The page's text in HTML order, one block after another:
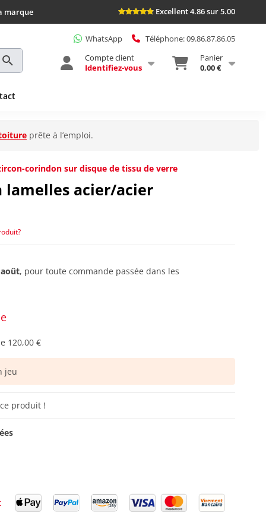
marque Excellent 4.86 sur 5.00
WhatsApp
Téléphone: 09.86.87.86.05
Compte client
Identifiez-vous
Panier
0,00 €
prête à l’emploi.
corindon sur disque de tissu de verre
lamelles acier/acier
, pour toute commande passée dans les
120,00 €
jeu
produit !